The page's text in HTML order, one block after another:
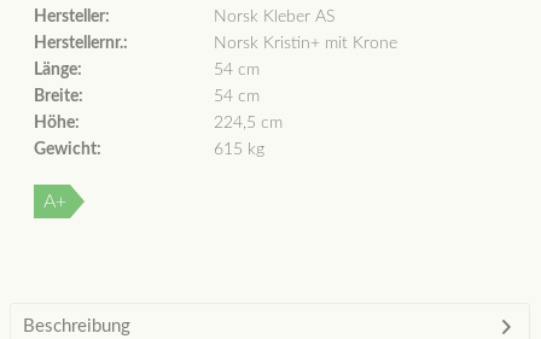
Hersteller:
Norsk Kleber AS
Herstellernr.:
Norsk Kristin+ mit Krone
Länge:
54 cm
Breite:
54 cm
Höhe:
224,5 cm
Gewicht:
615 kg
A+
Beschreibung